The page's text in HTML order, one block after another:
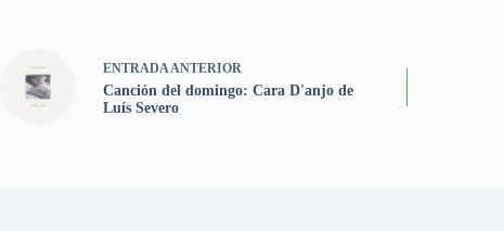
ENTRADA ANTERIOR
Canción del domingo: Cara D'anjo de
Luís Severo